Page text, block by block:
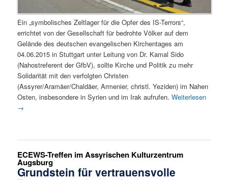
Ein „symbolisches Zeltlager für die Opfer des IS-Terrors“,
errichtet von der Gesellschaft für bedrohte Völker auf dem
Gelände des deutschen evangelischen Kirchentages am
04.06.2015 in Stuttgart unter Leitung von Dr. Kamal Sido
(Nahostreferent der GfbV), sollte Kirche und Politik zu mehr
Solidarität mit den verfolgten Christen
(Assyrer/Aramäer/Chaldäer, Armenier, christl. Yeziden) im Nahen
Osten, insbesondere in Syrien und im Irak aufrufen.Weiterlesen
→
ECEWS-Treffen im Assyrischen Kulturzentrum
Augsburg
Grundstein für vertrauensvolle